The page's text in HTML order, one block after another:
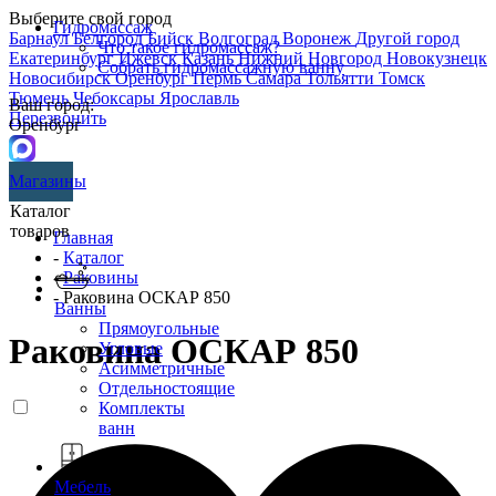
Выберите свой город
БарнаулБелгородБийск ВолгоградВоронеж Другой город
ЕкатеринбургИжевскКазаньНижний Новгород Новокузнецк
НовосибирскОренбургПермьСамараТольятти Томск
ТюменьЧебоксары Ярославль
Перезвонить
Гидромассаж
Что такое гидромассаж?
Собрать гидромассажную ванну
Ваш город:
Оренбург
Магазины
Каталог
товаров
Ванны
Прямоугольные
Угловые
Асимметричные
Отдельностоящие
Комплекты
ванн
Мебель
Главная
- Каталог
-Раковины
- Раковина ОСКАР 850
Раковина ОСКАР 850